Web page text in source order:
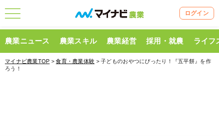
ログイン
農業ニュース 農業スキル 農業経営 採用・就農 ライフ
マイナビ農業TOP >食育・農業体験 > 子どものおやつにぴったり！『五平餅』を作
ろう！